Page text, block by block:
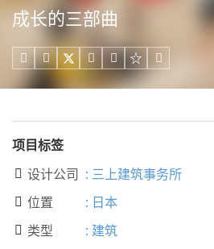
成长的三部曲
    
项目标签
 设计公司 : 三上建筑事务所
 位置 : 日本
 类型 : 建筑